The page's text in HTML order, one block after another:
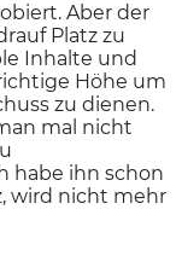
Aber der
Platz zu
Inhalte und
Höhe um
zu dienen.
mal nicht
habe ihn schon
wird nicht mehr